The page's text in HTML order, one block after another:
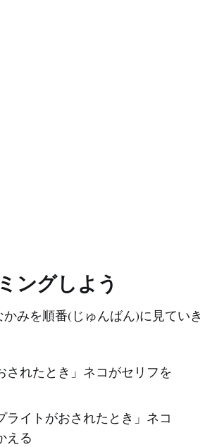
ングしよう
みを順番(じゅんばん)に見ていき
されたとき」ネコがセリフを
ライトがおされたとき」ネコ
える